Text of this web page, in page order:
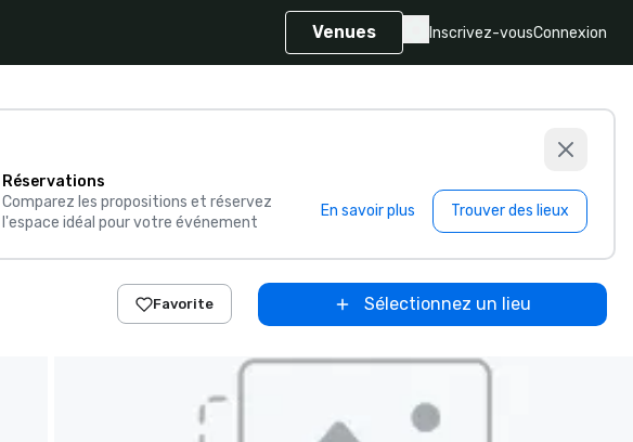
Venues Inscrivez-vousConnexion
Réservations
Comparez les propositions et réservez
l'espace idéal pour votre événement
En savoir plus Trouver des lieux
Favorite Sélectionnez un lieu